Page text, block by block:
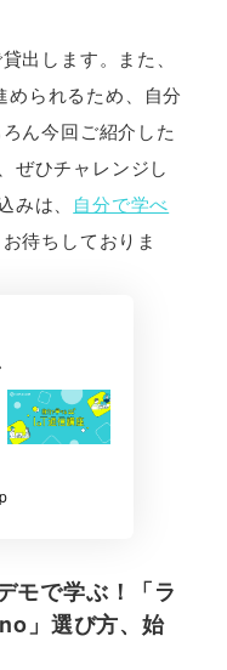
出します。また、
られるため、自分
ん今回ご紹介した
ぜひチャレンジし
は、​ 自分で学べ
待ちしておりま
モで学ぶ！「ラ
」選び方、始